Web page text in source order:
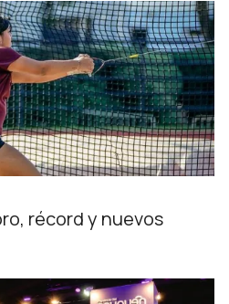
récord y nuevos